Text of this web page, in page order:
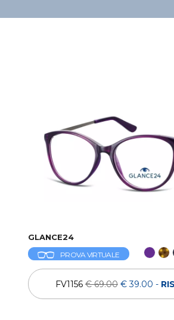
GLANCE24
PROVA VIRTUALE
FV1156€ 69.00 € 39.00 -